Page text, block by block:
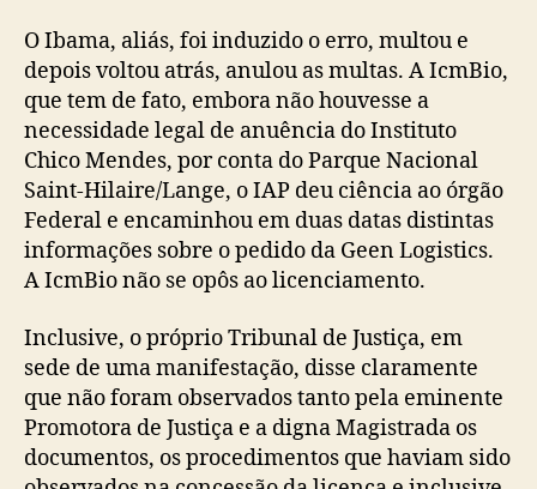
O Ibama, aliás, foi induzido o erro, multou e
depois voltou atrás, anulou as multas. A IcmBio,
que tem de fato, embora não houvesse a
necessidade legal de anuência do Instituto
Chico Mendes, por conta do Parque Nacional
Saint-Hilaire/Lange, o IAP deu ciência ao órgão
Federal e encaminhou em duas datas distintas
informações sobre o pedido da Geen Logistics.
A IcmBio não se opôs ao licenciamento.
Inclusive, o próprio Tribunal de Justiça, em
sede de uma manifestação, disse claramente
que não foram observados tanto pela eminente
Promotora de Justiça e a digna Magistrada os
documentos, os procedimentos que haviam sido